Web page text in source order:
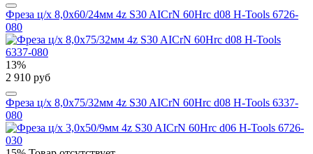
Фреза ц/х 8,0x60/24мм 4z S30 AICrN 60Hrc d08 H-Tools 6726-
080
13%
2 910 руб
Фреза ц/х 8,0x75/32мм 4z S30 AICrN 60Hrc d08 H-Tools 6337-
080